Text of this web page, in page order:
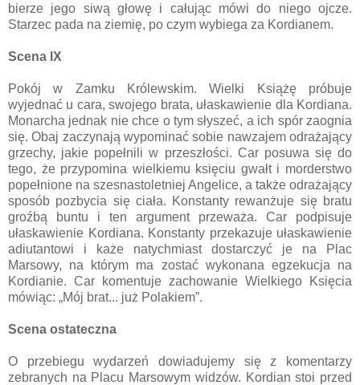
bierze jego siwą głowę i całując mówi do niego ojcze.
Starzec pada na ziemię, po czym wybiega za Kordianem.
Scena IX
Pokój w Zamku Królewskim. Wielki Książę próbuje
wyjednać u cara, swojego brata, ułaskawienie dla Kordiana.
Monarcha jednak nie chce o tym słyszeć, a ich spór zaognia
się. Obaj zaczynają wypominać sobie nawzajem odrażający
grzechy, jakie popełnili w przeszłości. Car posuwa się do
tego, że przypomina wielkiemu księciu gwałt i morderstwo
popełnione na szesnastoletniej Angelice, a także odrażający
sposób pozbycia się ciała. Konstanty rewanżuje się bratu
groźbą buntu i ten argument przeważa. Car podpisuje
ułaskawienie Kordiana. Konstanty przekazuje ułaskawienie
adiutantowi i każe natychmiast dostarczyć je na Plac
Marsowy, na którym ma zostać wykonana egzekucja na
Kordianie. Car komentuje zachowanie Wielkiego Księcia
mówiąc: „Mój brat... już Polakiem”.
Scena ostateczna
O przebiegu wydarzeń dowiadujemy się z komentarzy
zebranych na Placu Marsowym widzów. Kordian stoi przed